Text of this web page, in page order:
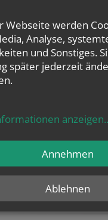
Festgottesdienst
Mehr Bilder
Firmung 2024
Mehr Bilder
Webseite werden
Analyse,
und Sonstiges.
später jederzeit
anzeigen
Ablehnen
Annehmen